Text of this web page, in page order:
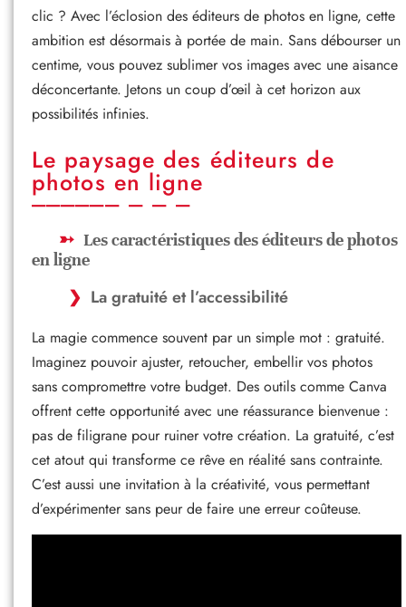
clic ? Avec l’éclosion des éditeurs de photos en ligne, cette
ambition est désormais à portée de main. Sans débourser un
centime, vous pouvez sublimer vos images avec une aisance
déconcertante. Jetons un coup d’œil à cet horizon aux
possibilités infinies.
Le paysage des éditeurs de
photos en ligne
Les caractéristiques des éditeurs de photos
en ligne
La gratuité et l’accessibilité
La magie commence souvent par un simple mot : gratuité.
Imaginez pouvoir ajuster, retoucher, embellir vos photos
sans compromettre votre budget. Des outils comme Canva
offrent cette opportunité avec une réassurance bienvenue :
pas de filigrane pour ruiner votre création. La gratuité, c’est
cet atout qui transforme ce rêve en réalité sans contrainte.
C’est aussi une invitation à la créativité, vous permettant
d’expérimenter sans peur de faire une erreur coûteuse.